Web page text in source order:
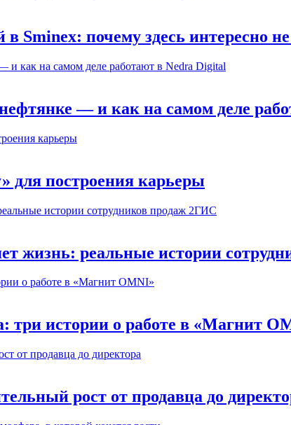
Sminex: почему здесь интересно
— и как на самом деле
для построения карьеры
жизнь: реальные истории
три истории о работе в «Магнит
рост от продавца до